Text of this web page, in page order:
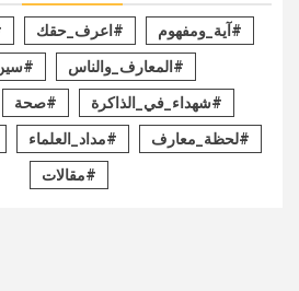
#آية_ومفهوم #اعرف_حقك
#المعارف_والناس
#شهداء_في_الذاكرة #صحة
#لحظة_معارف #مداد_العلماء
#مقالات